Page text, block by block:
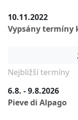
10.11.2022
Vypsány termíny
Nejbližší termíny
6.8. - 9.8.2026
Pieve di Alpago